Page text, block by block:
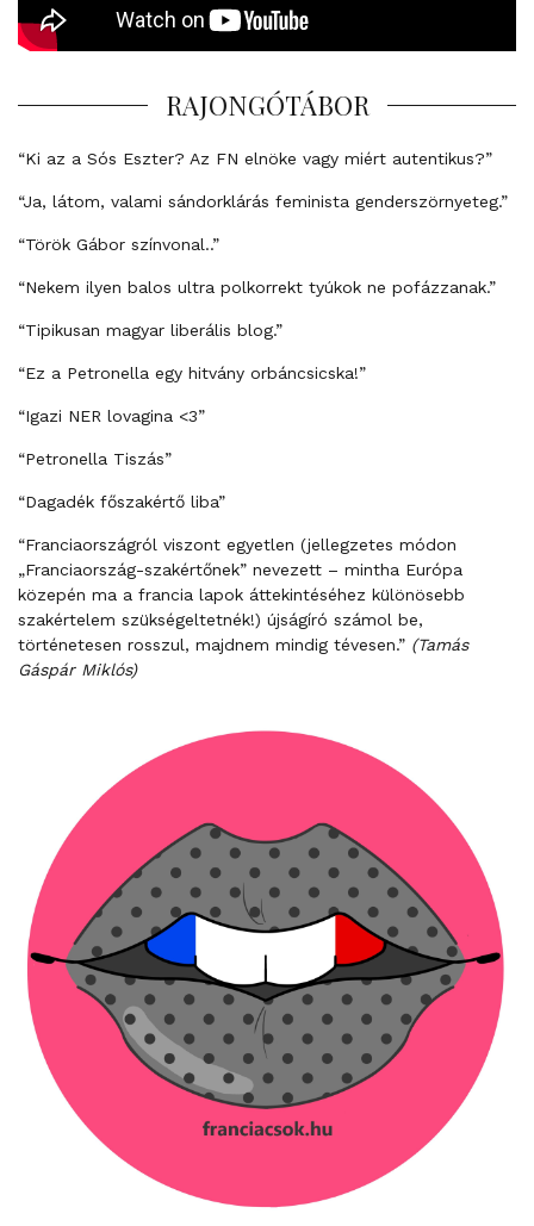
RAJONGÓTÁBOR
“Ki az a Sós Eszter? Az FN elnöke vagy miért autentikus?”
“Ja, látom, valami sándorklárás feminista genderszörnyeteg.”
“Török Gábor színvonal..”
“Nekem ilyen balos ultra polkorrekt tyúkok ne pofázzanak.”
“Tipikusan magyar liberális blog.”
“Ez a Petronella egy hitvány orbáncsicska!”
“Igazi NER lovagina <3”
“Petronella Tiszás”
“Dagadék főszakértő liba”
“Franciaországról viszont egyetlen (jellegzetes módon
„Franciaország-szakértőnek” nevezett – mintha Európa
közepén ma a francia lapok áttekintéséhez különösebb
szakértelem szükségeltetnék!) újságíró számol be,
történetesen rosszul, majdnem mindig tévesen.” (Tamás
Gáspár Miklós)